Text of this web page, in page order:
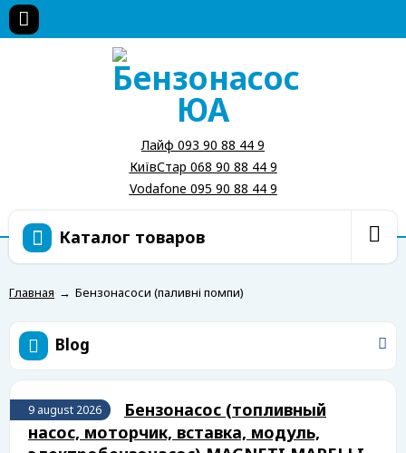
Лайф 093 90 88 44 9
КиївСтар 068 90 88 44 9
Vodafone 095 90 88 44 9
Каталог товаров
Главная → Бензонасоси (паливні помпи)
Blog
9 august 2026
Бензонасос (топливный
насос, моторчик, вставка, модуль,